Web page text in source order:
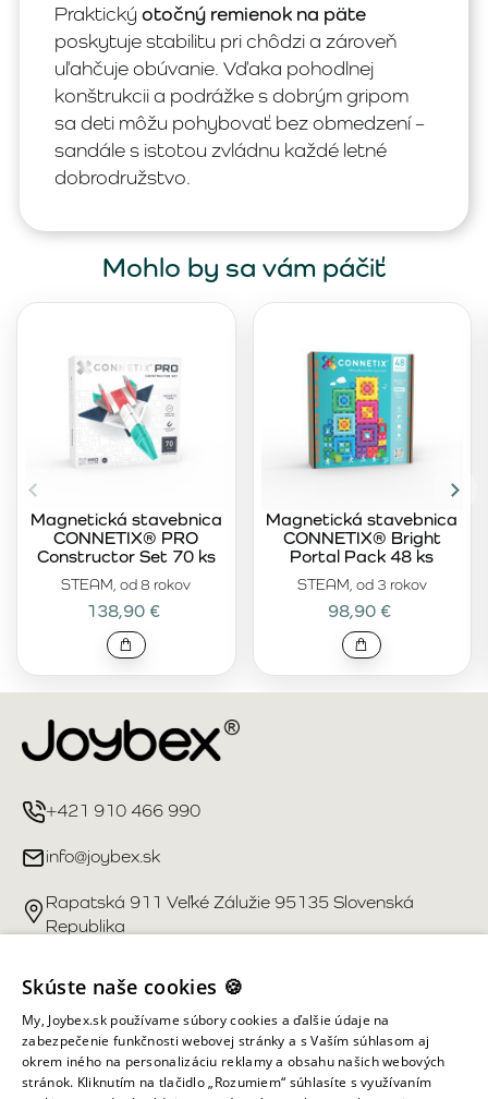
Praktický otočný remienok na päte
poskytuje stabilitu pri chôdzi a zároveň
uľahčuje obúvanie. Vďaka pohodlnej
konštrukcii a podrážke s dobrým gripom
sa deti môžu pohybovať bez obmedzení –
sandále s istotou zvládnu každé letné
dobrodružstvo.
Mohlo by sa vám páčiť
STEAM, od 8 rokov
Magnetická stavebnica
CONNETIX® PRO
Constructor Set 70 ks
138,90 €
STEAM, od 3 rokov
Magnetická stavebnica
CONNETIX® Bright
Portal Pack 48 ks
98,90 €
+421 910 466 990
info@joybex.sk
Rapatská 911 Veľké Zálužie 95135 Slovenská
Republika
Užitočné odkazy
Účet
Informácie obchodu
Skúste naše cookies 🍪
My, Joybex.sk používame súbory cookies a ďalšie údaje na
zabezpečenie funkčnosti webovej stránky a s Vaším súhlasom aj
okrem iného na personalizáciu reklamy a obsahu našich webových
stránok. Kliknutím na tlačidlo „Rozumiem“ súhlasíte s využívaním